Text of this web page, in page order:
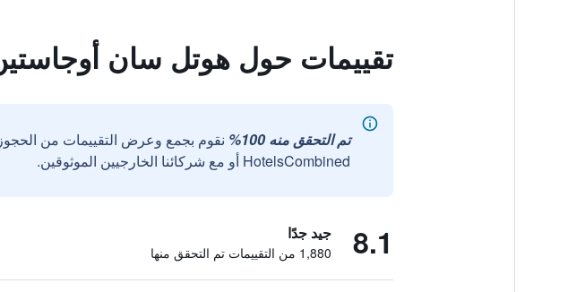
تقييمات حول هوتل سان
تم التحقق منه 100%
نقوم بجمع وعرض التقييمات من
HotelsCombined أو مع شركائنا الخارجيين الموثوقين.
8.1 جيد جدًا
1,880 من التقييمات تم التحقق منها